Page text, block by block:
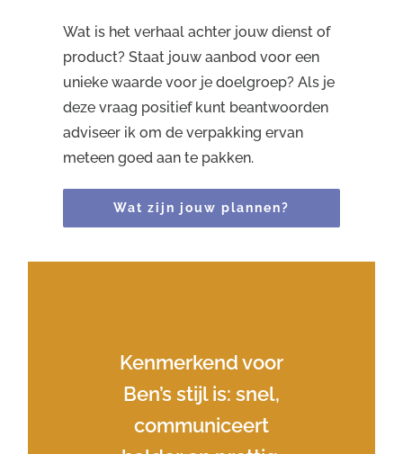
Wat is het verhaal achter jouw dienst of
product? Staat jouw aanbod voor een
unieke waarde voor je doelgroep? Als je
deze vraag positief kunt beantwoorden
adviseer ik om de verpakking ervan
meteen goed aan te pakken.
Wat zijn jouw plannen?
Kenmerkend voor
Ben’s stijl is: snel,
communiceert
Ben werkt op ieder
gewenst niveau
(strategie/uitwerking)
Hij houdt de lijntjes
kort, komt altijd zijn
afspraken na en